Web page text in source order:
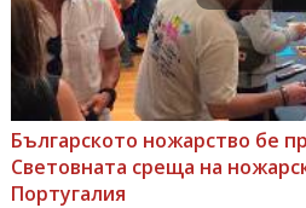
Българското ножарство бе
Световната среща на
Португалия